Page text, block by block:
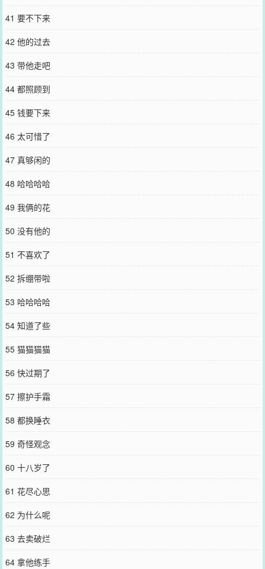
41 要不下来
42 他的过去
43 带他走吧
44 都照顾到
45 钱要下来
46 太可惜了
47 真够闲的
48 哈哈哈哈
49 我俩的花
50 没有他的
51 不喜欢了
52 拆绷带啦
53 哈哈哈哈
54 知道了些
55 猫猫猫猫
56 快过期了
57 擦护手霜
58 都换睡衣
59 奇怪观念
60 十八岁了
61 花尽心思
62 为什么呢
63 去卖破烂
64 拿他练手